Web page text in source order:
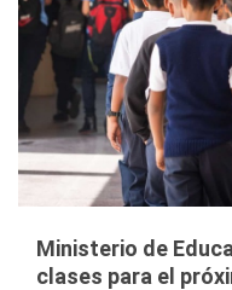
Ministerio de
clases para el